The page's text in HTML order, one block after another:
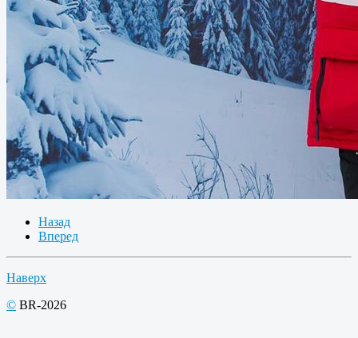
Назад
Вперед
Наверх
© BR-2026